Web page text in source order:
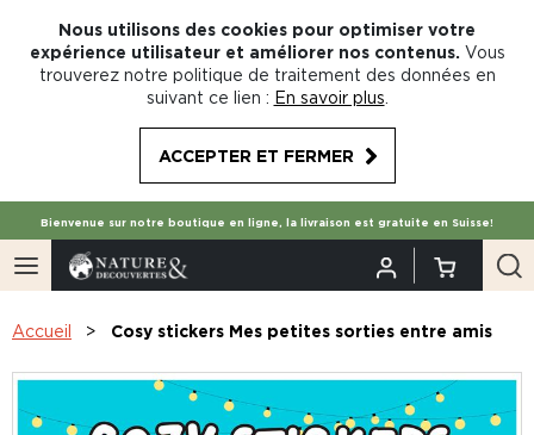
Nous utilisons des cookies pour optimiser votre
expérience utilisateur et améliorer nos contenus. Vous
trouverez notre politique de traitement des données en
suivant ce lien : En savoir plus
ACCEPTER ET FERMER
Bienvenue sur notre boutique en ligne, la livraison est gratuite en Suisse!
Accueil Cosy stickers Mes petites sorties entre amis